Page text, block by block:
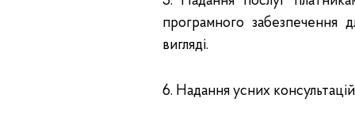
програмного забезпечення
вигляді.
6. Надання усних